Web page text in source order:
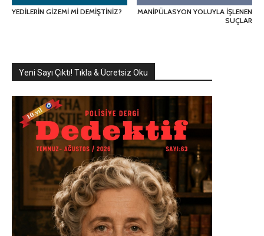
YEDİLERİN GİZEMİ Mİ DEMİŞTİNİZ?
MANİPÜLASYON YOLUYLA İŞLENEN
SUÇLAR
Yeni Sayı Çıktı! Tıkla & Ücretsiz Oku